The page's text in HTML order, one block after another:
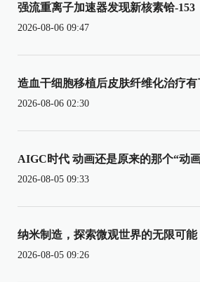
强流重离子加速器发现新核素铪-153
2026-08-06 09:47
造血干细胞移植后皮肤纤维化治疗有
2026-08-06 02:30
AIGC时代 动画还是原来的那个“动
2026-08-05 09:33
纳米制造，探索微观世界的无限可能
2026-08-05 09:26